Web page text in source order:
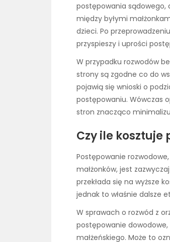
postępowania
między byłymi
dzieci. Po
przyspieszy i uprości
W przypadku rozwodów
strony są zgodne co do
pojawią się wnioski o
postępowaniu. Wówczas
stron znacząco
Czy ile kosztuje
Postępowanie
małżonków, jest
przekłada się na wyższe
jednak to właśnie dalsze
W sprawach o rozwód z
postępowanie dowodowe,
małżeńskiego. Może to